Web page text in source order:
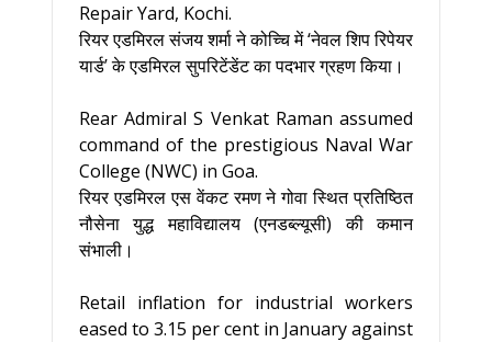
Repair Yard, Kochi.
रियर एडमिरल संजय शर्मा ने कोच्चि में ‘नेवल शिप रिपेयर
यार्ड’ के एडमिरल सुपरिटेंडेंट का पदभार ग्रहण किया।
Rear Admiral S Venkat Raman assumed
command of the prestigious Naval War
College (NWC) in Goa.
रियर एडमिरल एस वेंकट रमण ने गोवा स्थित प्रतिष्ठित
नौसेना युद्ध महाविद्यालय (एनडब्ल्यूसी) की कमान
संभाली।
Retail inflation for industrial workers
eased to 3.15 per cent in January against